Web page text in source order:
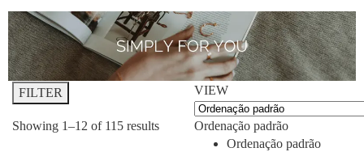
FILTER
Showing 1–12 of 115 results
VIEW
Ordenação padrão
Ordenação padrão